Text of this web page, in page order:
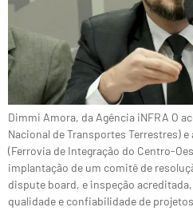
Dimmi Amora, da Agência iNFRA O
Nacional de Transportes Terrestres)
(Ferrovia de Integração do Centro-
implantação de um comitê de
dispute board, e inspeção
qualidade e confiabilidade de